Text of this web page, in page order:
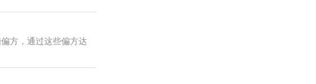
方，通过这些偏方达